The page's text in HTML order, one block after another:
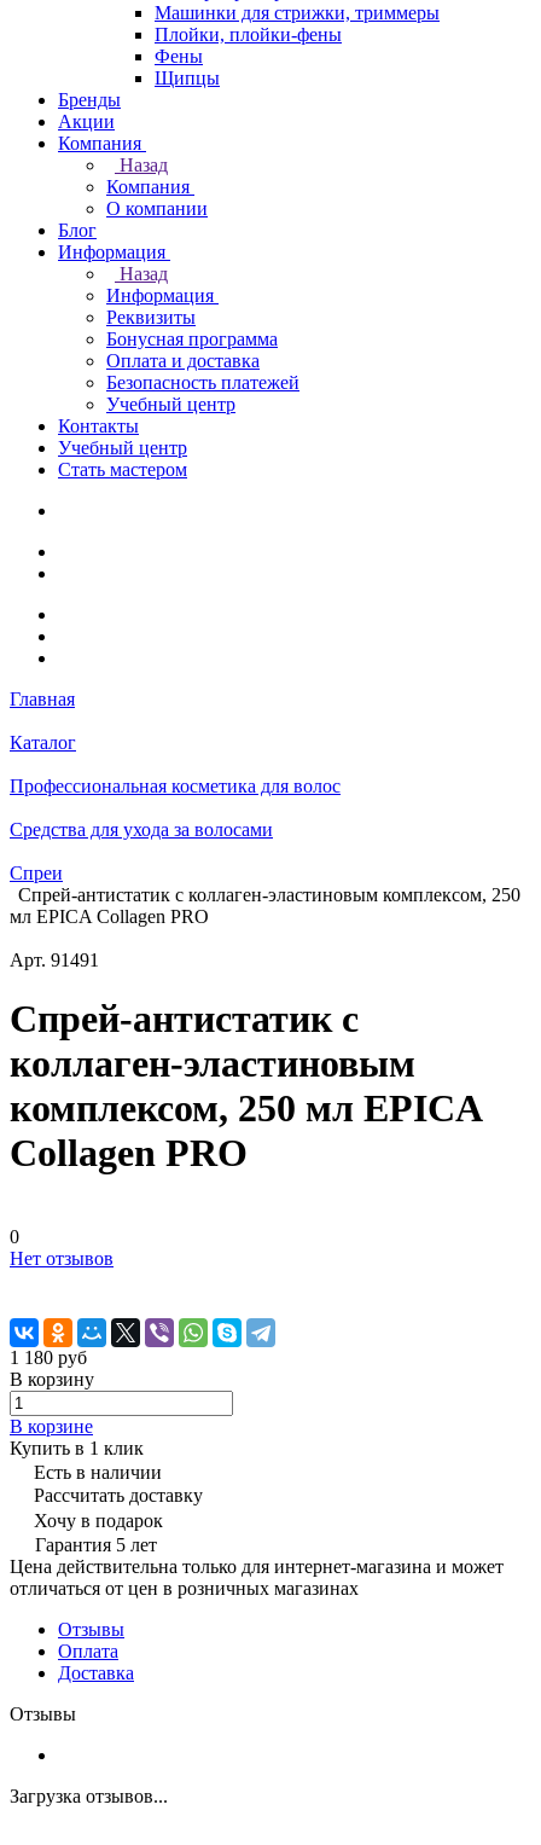
Машинки для стрижки, триммеры
Плойки, плойки-фены
Фены
Щипцы
Бренды
Акции
Компания
Назад
Компания
О компании
Блог
Информация
Назад
Информация
Реквизиты
Бонусная программа
Оплата и доставка
Безопасность платежей
Учебный центр
Контакты
Учебный центр
Стать мастером
Главная
Каталог
Профессиональная косметика для волос
Средства для ухода за волосами
Спреи
Спрей-антистатик с коллаген-эластиновым комплексом, 250
мл EPICA Collagen PRO
Арт. 91491
Спрей-антистатик с
коллаген-эластиновым
комплексом, 250 мл EPICA
Collagen PRO
0
Нет отзывов
1 180 руб
В корзину
В корзине
Купить в 1 клик
Есть в наличии
Рассчитать доставку
Хочу в подарок
Гарантия 5 лет
Цена действительна только для интернет-магазина и может
отличаться от цен в розничных магазинах
Отзывы
Оплата
Доставка
Отзывы
Загрузка отзывов...